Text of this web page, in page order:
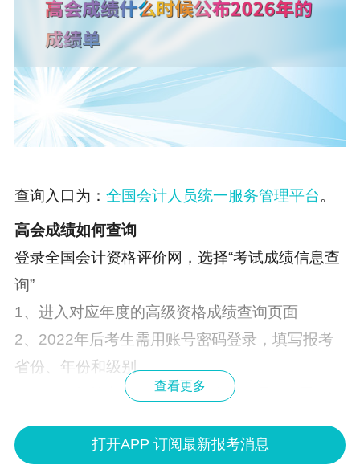
查询入口为： 全国会计人员统一服务管理平台。
高会成绩如何查询
登录全国会计资格评价网，选择“考试成绩信息查
询”
1、进入对应年度的高级资格成绩查询页面
2、2022年后考生需用账号密码登录，填写报考
省份、年份和级别
3、2022年前考生可直接输入身份证号（X用大
高会合格标准与有效期
查看更多
打开APP 订阅最新报考消息